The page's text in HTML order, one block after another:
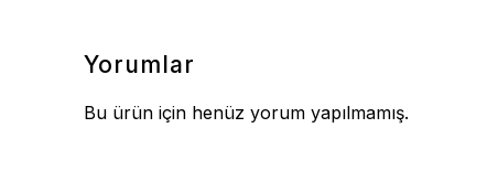
Yorumlar
Bu ürün için henüz yorum yapılmamış.